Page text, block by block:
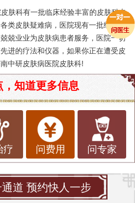
肤科有一批临床经验丰富的皮肤科专
类皮肤疑难病，医院现有一批经验丰
兢业业为皮肤病患者服务，医院一切
进的疗法和仪器，如果你正在遭受皮
中研皮肤病医院皮肤科!
，知道更多信息
疗 问费用 问专家
道 预约快人一步